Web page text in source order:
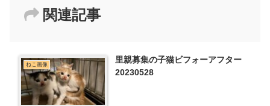
関連記事
ねこ画像
里親募集の子猫ビフォーアフター
20230528